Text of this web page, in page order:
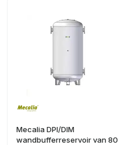
Mecalia DPI/DIM
wandbufferreservoir van 80